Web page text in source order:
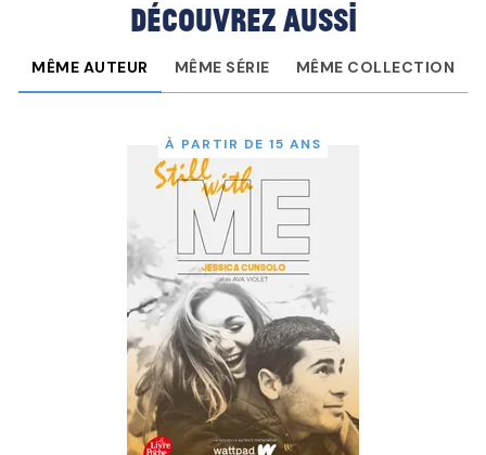
Découvrez aussi
MÊME AUTEUR MÊME SÉRIE MÊME COLLECTION
À PARTIR DE 15 ANS